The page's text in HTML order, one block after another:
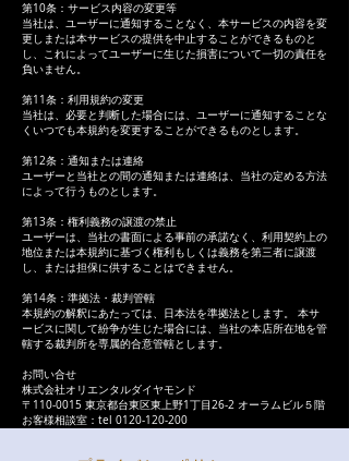
第10条：サービス内容の変更等
当社は、ユーザーに通知することなく、本サービスの内容を変
更しまたは本サービスの提供を中止することができるものと
し、これによってユーザーに生じた損害について一切の責任を
負いません。
第11条：利用規約の変更
当社は、必要と判断した場合には、ユーザーに通知することな
くいつでも本規約を変更することができるものとします。
第12条：通知または連絡
ユーザーと当社との間の通知または連絡は、当社の定める方法
によって行うものとします。
第13条：権利義務の譲渡の禁止
ユーザーは、当社の書面による事前の承諾なく、利用契約上の
地位または本規約に基づく権利もしくは義務を第三者に譲渡
し、または担保に供することはできません。
第14条：準拠法・裁判管轄
本規約の解釈にあたっては、日本法を準拠法とします。 本サ
ービスに関して紛争が生じた場合には、当社の本店所在地を管
轄する裁判所を専属的合意管轄とします。
お問い合せ
株式会社オリエンタルダイヤモンド
〒110-0015 東京都台東区東上野1丁目26-2 オーラムビル５階
お客様相談室：tel 0120-120-200